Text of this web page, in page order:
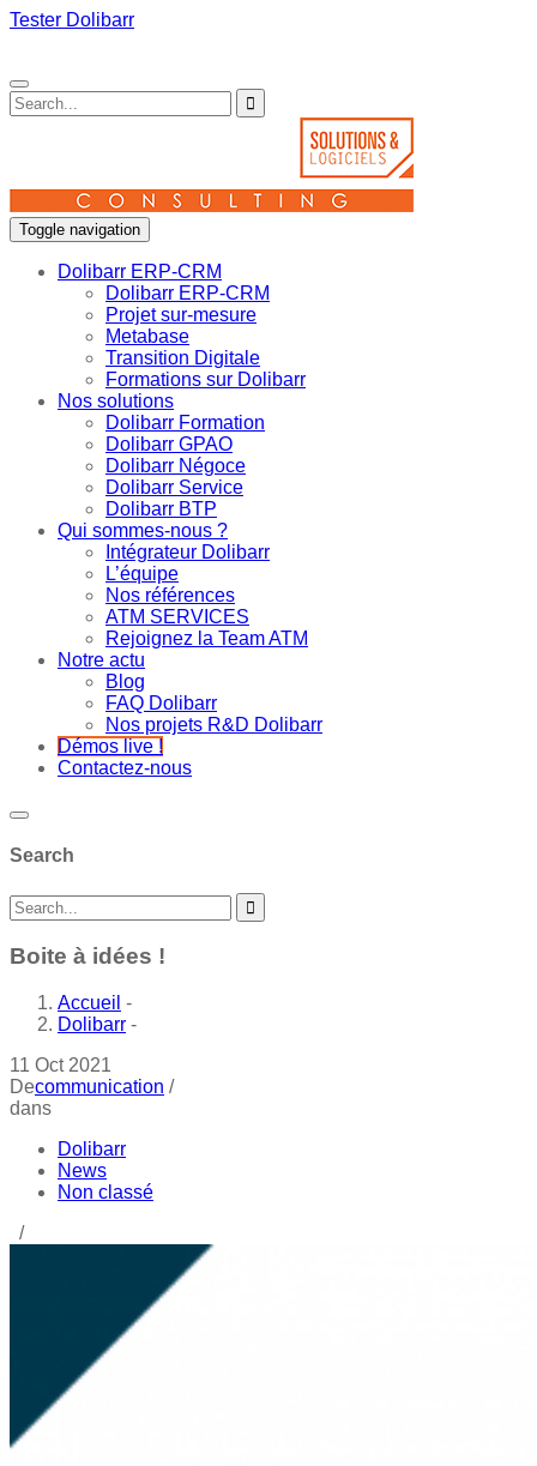
Tester Dolibarr
Toggle navigation
Dolibarr ERP-CRM
Dolibarr ERP-CRM
Projet sur-mesure
Metabase
Transition Digitale
Formations sur Dolibarr
Nos solutions
Dolibarr Formation
Dolibarr GPAO
Dolibarr Négoce
Dolibarr Service
Dolibarr BTP
Qui sommes-nous ?
Intégrateur Dolibarr
L’équipe
Nos références
ATM SERVICES
Rejoignez la Team ATM
Notre actu
Blog
FAQ Dolibarr
Nos projets R&D Dolibarr
Démos live !
Contactez-nous
Search
Boite à idées !
Accueil -
Dolibarr -
11 Oct 2021
Decommunication /
dans
Dolibarr
News
Non classé
/